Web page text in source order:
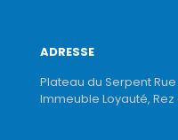
ADRESSE
Plateau du Serpent
Immeuble Loyauté,